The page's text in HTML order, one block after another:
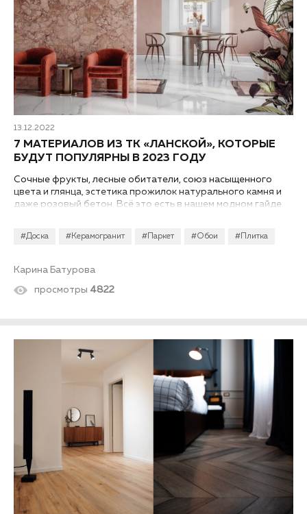
13.12.2022
#Доска #Керамогранит #Паркет #Обои #Плитка
7 МАТЕРИАЛОВ ИЗ ТК «ЛАНСКОЙ», КОТОРЫЕ
БУДУТ ПОПУЛЯРНЫ В 2023 ГОДУ
Сочные фрукты, лесные обитатели, союз насыщенного
цвета и глянца, эстетика прожилок натурального камня и
даже розовый бетон. Всё это есть в нашем модном гайде
Карина Батурова
просмотры 4822